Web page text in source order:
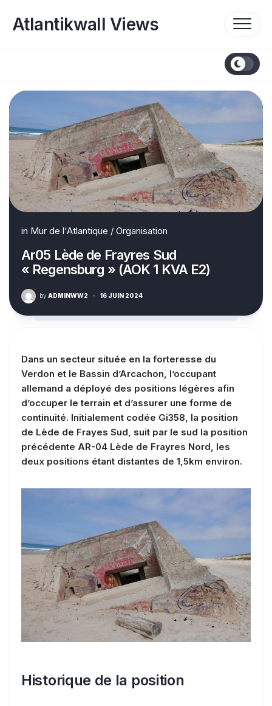
content
Atlantikwall Views
in Mur de l'Atlantique / Organisation
Ar05 Lède de Frayres Sud
« Regensburg » (AOK 1 KVA E2)
by ADMINWW2 · 16 JUIN 2024
Dans un secteur située en la forteresse du
Verdon et le Bassin d’Arcachon, l’occupant
allemand a déployé des positions légères afin
d’occuper le terrain et d’assurer une forme de
continuité. Initialement codée Gi358, la position
de Lède de Frayes Sud, suit par le sud la position
précédente AR-04 Lède de Frayres Nord, les
deux positions étant distantes de 1,5km environ.
Historique de la position